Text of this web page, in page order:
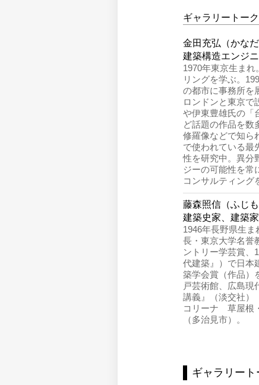
ギャラリートー
金田充弘（かなだ
建築構造エンジ
1970年東京生ま
リングを学ぶ。
の都市に事務所を
ロンドンと東京で
や伊東豊雄氏の「
ど話題の作品を数
修羅像などで知ら
で使われている最
性を研究中。異分
ジーの可能性を常
コンサルティング
藤森照信（ふじも
建築史家、建築家
1946年長野県生
長・東京大学名誉
ントリー学芸賞、
代建築』）で日本
築学会賞（作品）
戸芸術館、広島現
講義』（淡交社）
コリーナ 草屋根
（多治見市）。
ギャラリー